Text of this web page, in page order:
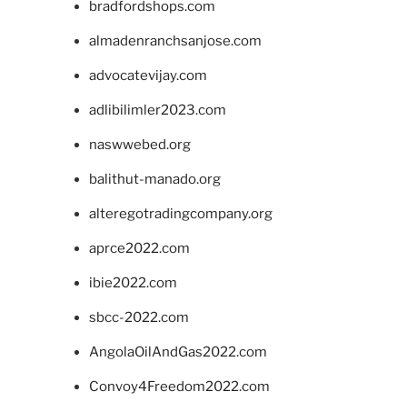
bradfordshops.com
almadenranchsanjose.com
advocatevijay.com
adlibilimler2023.com
naswwebed.org
balithut-manado.org
alteregotradingcompany.org
aprce2022.com
ibie2022.com
sbcc-2022.com
AngolaOilAndGas2022.com
Convoy4Freedom2022.com